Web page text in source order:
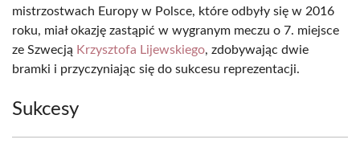
mistrzostwach Europy w Polsce, które odbyły się w 2016
roku, miał okazję zastąpić w wygranym meczu o 7. miejsce
ze Szwecją Krzysztofa Lijewskiego, zdobywając dwie
bramki i przyczyniając się do sukcesu reprezentacji.
Sukcesy